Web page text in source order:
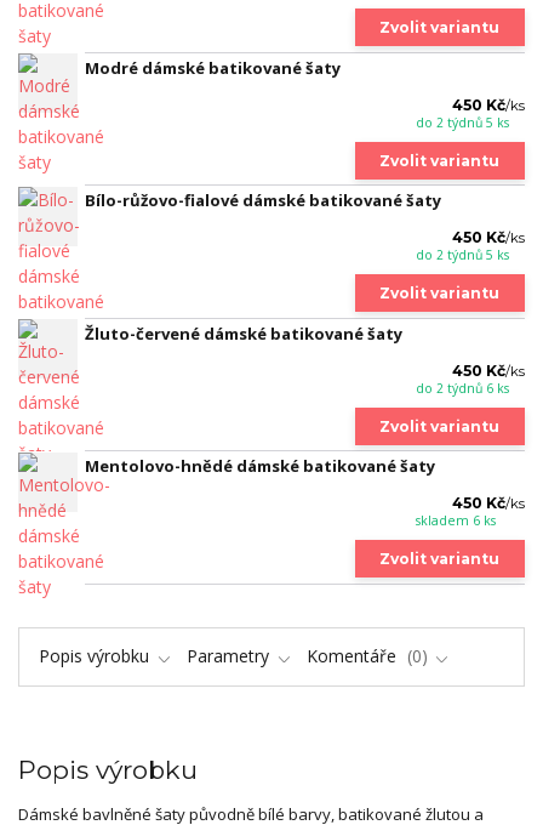
Zvolit variantu
Modré dámské batikované šaty
450 Kč/ks
do 2 týdnů 5 ks
Zvolit variantu
Bílo-růžovo-fialové dámské batikované šaty
450 Kč/ks
do 2 týdnů 5 ks
Zvolit variantu
Žluto-červené dámské batikované šaty
450 Kč/ks
do 2 týdnů 6 ks
Zvolit variantu
Mentolovo-hnědé dámské batikované šaty
450 Kč/ks
skladem 6 ks
Zvolit variantu
Popis výrobku Parametry Komentáře 0
Popis výrobku
Dámské bavlněné šaty původně bílé barvy, batikované žlutou a